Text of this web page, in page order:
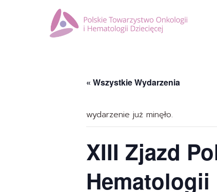
« Wszystkie Wydarzenia
wydarzenie już minęło.
XIII Zjazd
Hematologii